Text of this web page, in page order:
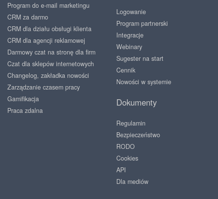
Program do e-mail marketingu
CRM za darmo
CRM dla działu obsługi klienta
CRM dla agencji reklamowej
Darmowy czat na stronę dla firm
Czat dla sklepów internetowych
Changelog, zakładka nowości
Zarządzanie czasem pracy
Gamifikacja
Praca zdalna
Logowanie
Program partnerski
Integracje
Webinary
Sugester na start
Cennik
Nowości w systemie
Dokumenty
Regulamin
Bezpieczeństwo
RODO
Cookies
API
Dla mediów